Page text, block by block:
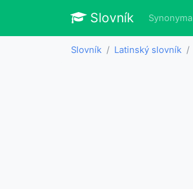
Slovník Slovník
Synonyma
Slovník Latinský slovník